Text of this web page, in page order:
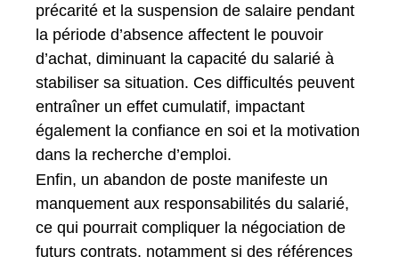
précarité et la suspension de salaire pendant
la période d’absence affectent le pouvoir
d’achat, diminuant la capacité du salarié à
stabiliser sa situation. Ces difficultés peuvent
entraîner un effet cumulatif, impactant
également la confiance en soi et la motivation
dans la recherche d’emploi.
Enfin, un abandon de poste manifeste un
manquement aux responsabilités du salarié,
ce qui pourrait compliquer la négociation de
futurs contrats, notamment si des références